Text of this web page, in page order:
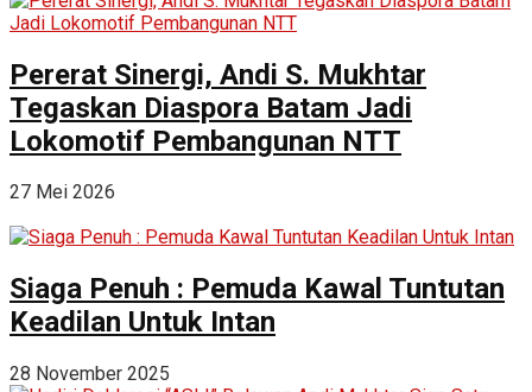
Pererat Sinergi, Andi S. Mukhtar
Tegaskan Diaspora Batam Jadi
Lokomotif Pembangunan NTT
27 Mei 2026
Siaga Penuh : Pemuda Kawal Tuntutan
Keadilan Untuk Intan
28 November 2025